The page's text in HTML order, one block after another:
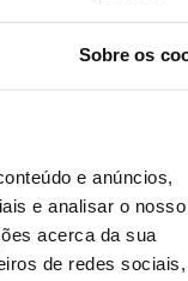
Sobre os
e anúncios,
e analisar o nosso
acerca da sua
de redes